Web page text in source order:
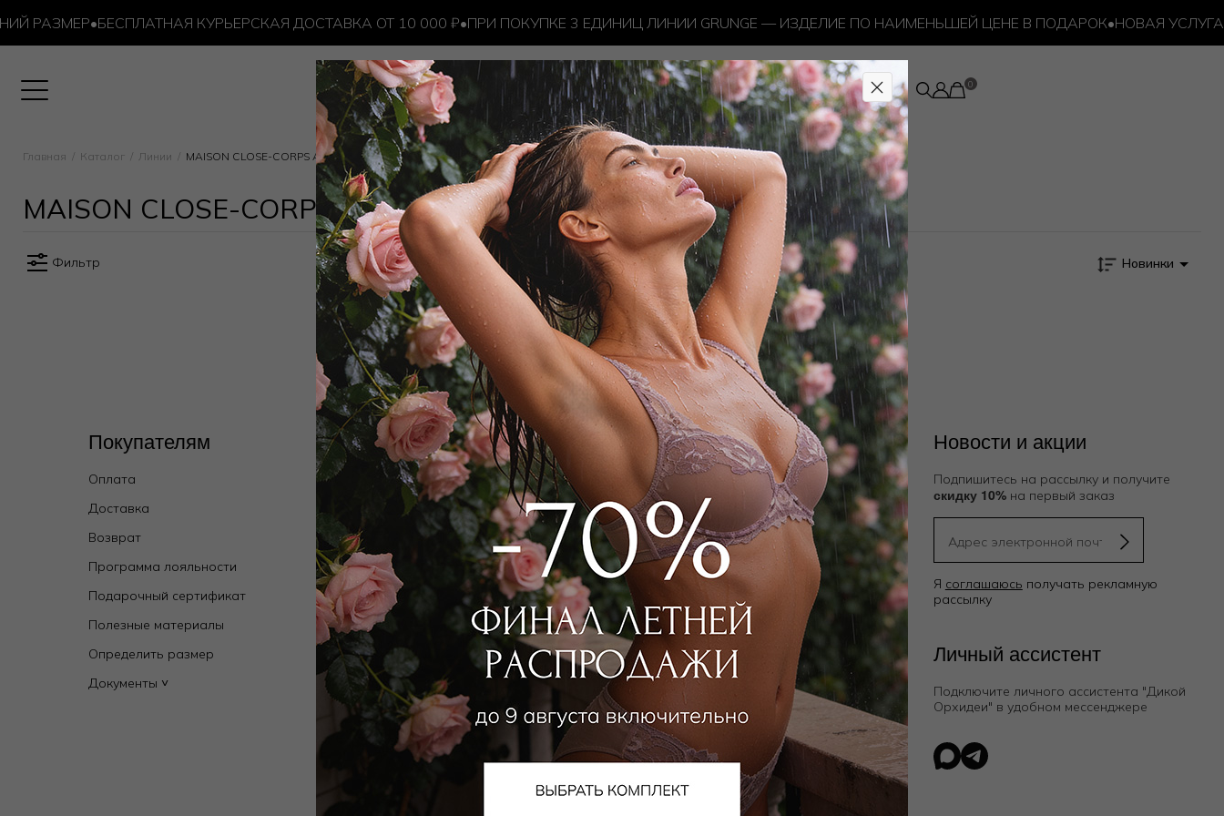
РАЗМЕР•БЕСПЛАТНАЯ КУРЬЕРСКАЯ ДОСТАВКА ОТ 10 000 ₽ •ПРИ ПОКУПКЕ 3 ЕДИНИЦ ЛИНИИ GRUNGE — ИЗДЕЛИЕ ПО НАИМЕНЬШЕЙ ЦЕНЕ В ПОДАРОК•НОВАЯ УСЛУГА
Главная Каталог Линии MAISON CLOSE-CORPS A CORPS
MAISON CLOSE-CORPS A CORPS
Фильтр Новинки
Покупателям
Оплата
Доставка
Возврат
Программа лояльности
Подарочный сертификат
Полезные материалы
Определить размер
Документы ˅
Каталог
Wild Orchid — коллекции собственного
бренда
Купальники
Новинки
Мужской ассортимент
Белье
Одежда для спорта
Домашняя одежда
Пляжная одежда
О компании
О нас
Магазины
Контакты
Новости
Прием товара на комиссию
Стать партнером
Новости и акции
Подпишитесь на рассылку и получите
скидку 10%на первый заказ
Я соглашаюсь получать рекламную
рассылку
Личный ассистент
Подключите личного ассистента "Дикой
Орхидеи" в удобном мессенджере